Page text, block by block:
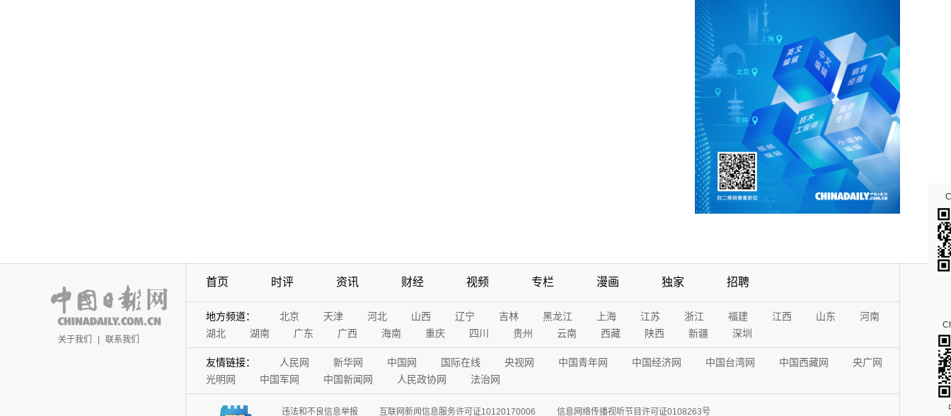
关于我们 | 联系我们
首页 时评 资讯 财经 视频 专栏 漫画 独家 招聘
地方频道： 北京 天津 河北 山西 辽宁 吉林 黑龙江 上海 江苏 浙江 福建 江西 山东
河南
湖北
湖南 广东 广西 海南 重庆 四川 贵州 云南 西藏 陕西 新疆 深圳
友情链接： 人民网 新华网 中国网 国际在线 央视网 中国青年网 中国经济网 中国台湾网 中国西藏网
央广网
光明网
中国军网 中国新闻网 人民政协网 法治网
违法和不良信息举报 互联网新闻信息服务许可证10120170006 信息网络传播视听节目许可证0108263号